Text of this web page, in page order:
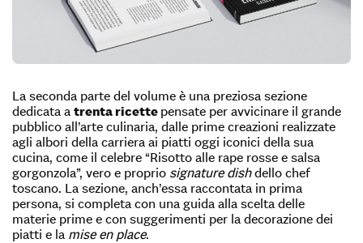
La seconda parte del volume è una preziosa sezione
dedicata a trenta ricette pensate per avvicinare il grande
pubblico all’arte culinaria, dalle prime creazioni realizzate
agli albori della carriera ai piatti oggi iconici della sua
cucina, come il celebre “Risotto alle rape rosse e salsa
gorgonzola”, vero e proprio signature dishdello chef
toscano. La sezione, anch’essa raccontata in prima
persona, si completa con una guida alla scelta delle
materie prime e con suggerimenti per la decorazione dei
piatti e la mise en place.